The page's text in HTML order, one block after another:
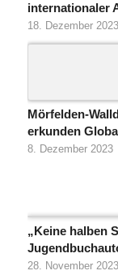
internationaler
18. Dezember 2023
Mörfelden-
erkunden
8. Dezember 2023
„Keine halben
28. November 2023